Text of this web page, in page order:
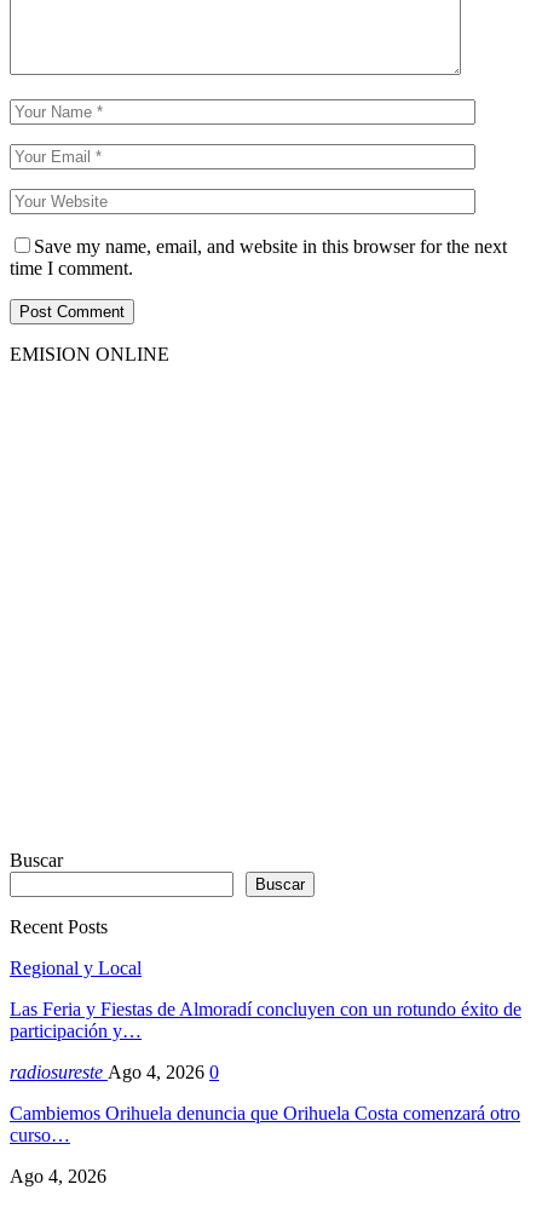
Save my name, email, and website in this browser for the next
time I comment.
EMISION ONLINE
Buscar
Buscar
Recent Posts
Regional y Local
Las Feria y Fiestas de Almoradí concluyen con un rotundo éxito de
participación y…
radiosureste Ago 4, 2026 0
Cambiemos Orihuela denuncia que Orihuela Costa comenzará otro
curso…
Ago 4, 2026